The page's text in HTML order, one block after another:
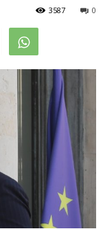
0
3587